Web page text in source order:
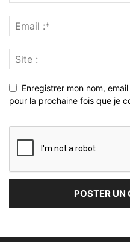
Enregistrer mon nom,
pour la prochaine fois que je